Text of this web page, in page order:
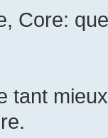
Core:
tant